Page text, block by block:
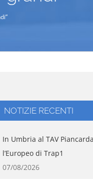
NOTIZIE RECENTI
In Umbria al TAV
l’Europeo di Trap1
07/08/2026